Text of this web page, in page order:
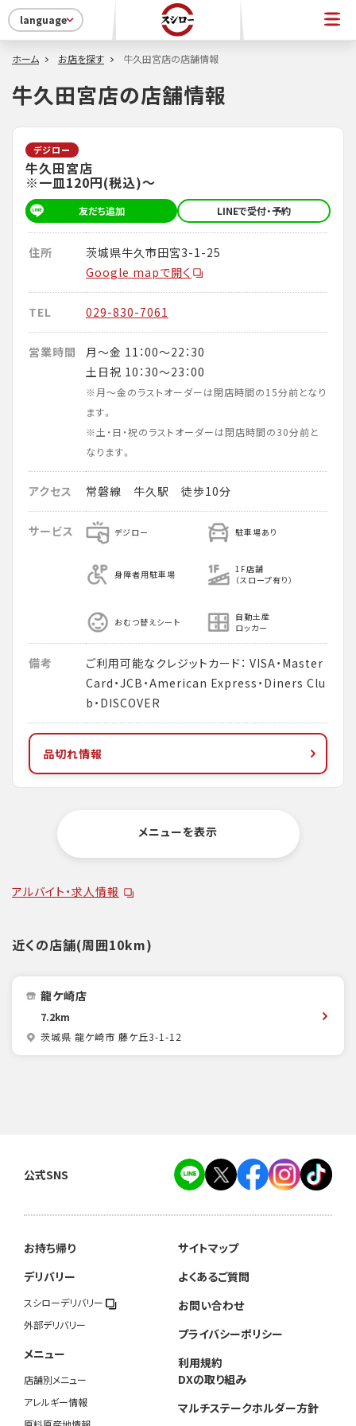
language
ホーム お店を探す 牛久田宮店の店舗情報
牛久田宮店の店舗情報
デジロー
牛久田宮店
※一皿120円(税込)～
友だち追加 LINEで受付・予約
住所
茨城県牛久市田宮3-1-25
Google mapで開く
TEL 029-830-7061
営業時間
月～金 11：00～22：30
土日祝 10：30～23：00
※月～金のラストオーダーは閉店時間の15分前となり
ます。
※土・日・祝のラストオーダーは閉店時間の30分前と
なります。
アクセス 常磐線 牛久駅 徒歩10分
サービス デジロー 駐車場あり
身障者用駐車場
1F店舗
（スロープ有り）
おむつ替えシート
自動土産
ロッカー
備考
ご利用可能なクレジットカード： VISA・Master
Card・JCB・American Express・Diners Clu
b・DISCOVER
品切れ情報
メニューを表示
アルバイト・求人情報
近くの店舗(周囲10km)
龍ケ崎店
7.2km
茨城県 龍ケ崎市 藤ケ丘3-1-12
公式SNS
お持ち帰り
デリバリー
スシローデリバリー
外部デリバリー
メニュー
店舗別メニュー
アレルギー情報
サイトマップ
よくあるご質問
お問い合わせ
プライバシーポリシー
利用規約
DXの取り組み
マルチステークホルダー方針